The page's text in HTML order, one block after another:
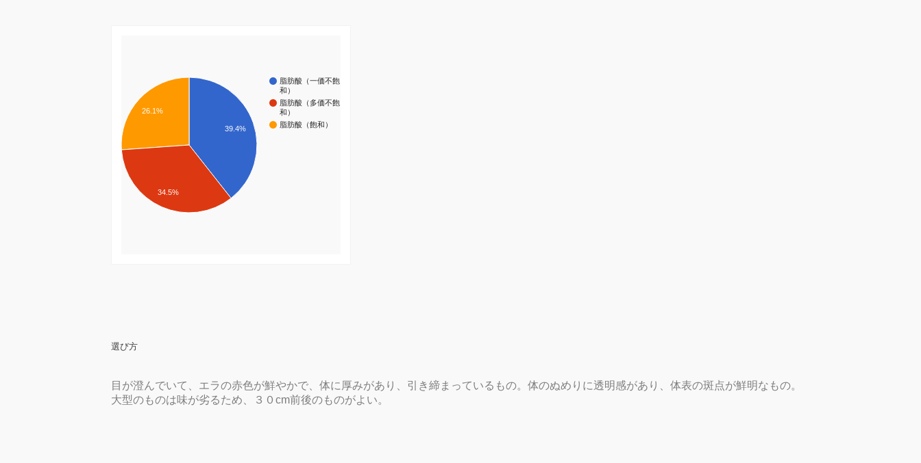
脂肪酸（一価不飽
和）
脂肪酸（多価不飽
和）
脂肪酸（飽和）
39.4%
26.1%
34.5%
選び方
目が澄んでいて、エラの赤色が鮮やかで、体に厚みがあり、引き締まっているもの。体のぬめりに透明感があり、体表の斑点が鮮明なもの。
大型のものは味が劣るため、３０cm前後のものがよい。